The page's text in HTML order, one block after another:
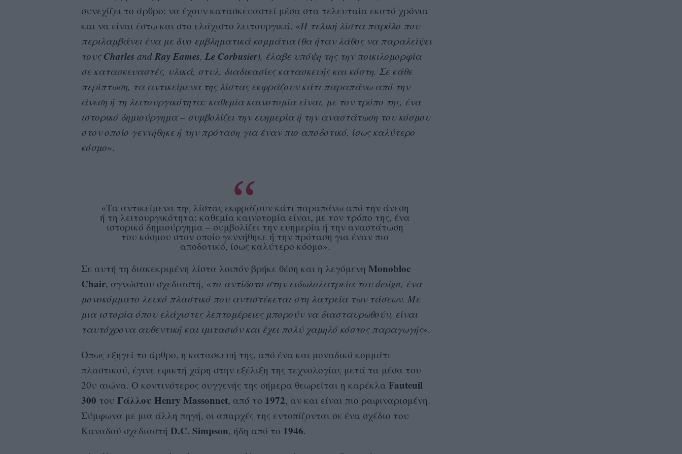
συνεχίζει το άρθρο: να έχουν κατασκευαστεί μέσα στα τελευταία εκατό χρόνια
και να είναι έστω και στο ελάχιστο λειτουργικά. «Η τελική λίστα παρόλο που
περιλαμβάνει ένα με δυο εμβληματικά κομμάτια (θα ήταν λάθος να παραλείψει
τους Charles and Ray Eames, Le Corbusier), έλαβε υπόψη της την ποικιλομορφία
σε κατασκευαστές, υλικά, στυλ, διαδικασίες κατασκευής και κόστη. Σε κάθε
περίπτωση, τα αντικείμενα της λίστας εκφράζουν κάτι παραπάνω από την
άνεση ή τη λειτουργικότητα: καθεμία καινοτομία είναι, με τον τρόπο της, ένα
ιστορικό δημιούργημα – συμβολίζει την ευημερία ή την αναστάτωση του κόσμου
στον οποίο γεννήθηκε ή την πρόταση για έναν πιο αποδοτικό, ίσως καλύτερο
κόσμο».
«Τα αντικείμενα της λίστας εκφράζουν κάτι παραπάνω από την άνεση
ή τη λειτουργικότητα: καθεμία καινοτομία είναι, με τον τρόπο της, ένα
ιστορικό δημιούργημα – συμβολίζει την ευημερία ή την αναστάτωση
του κόσμου στον οποίο γεννήθηκε ή την πρόταση για έναν πιο
αποδοτικό, ίσως καλύτερο κόσμο».
Σε αυτή τη διακεκριμένη λίστα λοιπόν βρήκε θέση και η λεγόμενη Monobloc
Chair, αγνώστου σχεδιαστή, «το αντίδοτο στην ειδωλολατρεία του design, ένα
μονοκόμματο λευκό πλαστικό που αντιστέκεται στη λατρεία των τάσεων. Με
μια ιστορία όπου ελάχιστες λεπτομέρειες μπορούν να διασταυρωθούν, είναι
ταυτόχρονα αυθεντική και ιμιτασιόν και έχει πολύ χαμηλό κόστος παραγωγής».
Όπως εξηγεί το άρθρο, η κατασκευή της, από ένα και μοναδικό κομμάτι
πλαστικού, έγινε εφικτή χάρη στην εξέλιξη της τεχνολογίας μετά τα μέσα του
20υ αιώνα. Ο κοντινότερος συγγενής της σήμερα θεωρείται η καρέκλα Fauteuil
300 του Γάλλου Henry Massonnet, από το 1972, αν και είναι πιο ραφιναρισμένη.
Σύμφωνα με μια άλλη πηγή, οι απαρχές της εντοπίζονται σε ένα σχέδιο του
Καναδού σχεδιαστή D.C. Simpson, ήδη από το 1946.